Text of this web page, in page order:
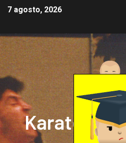
7 agosto, 2026
Karate